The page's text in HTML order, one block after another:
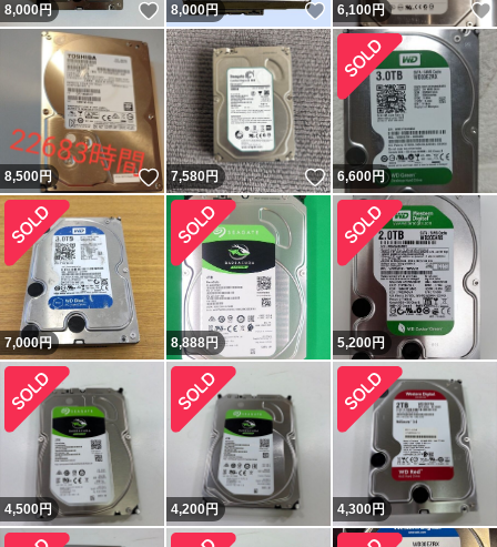
8,000円 いいね！
8,000円 いいね！
6,100円
8,500円 いいね！
7,580円 いいね！
6,600円
7,000円 8,888円 5,200円
4,500円 4,200円 4,300円